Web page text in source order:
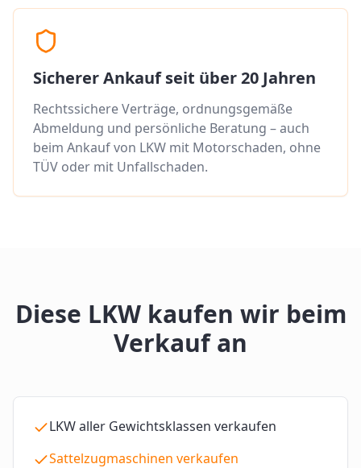
Sicherer Ankauf seit über 20 Jahren
Rechtssichere Verträge, ordnungsgemäße
Abmeldung und persönliche Beratung – auch
beim Ankauf von LKW mit Motorschaden, ohne
TÜV oder mit Unfallschaden.
Diese LKW kaufen wir beim
Verkauf an
LKW aller Gewichtsklassen verkaufen
Sattelzugmaschinen verkaufen